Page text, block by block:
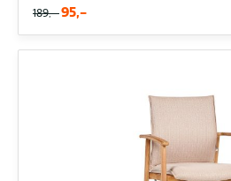
189,- 95,-